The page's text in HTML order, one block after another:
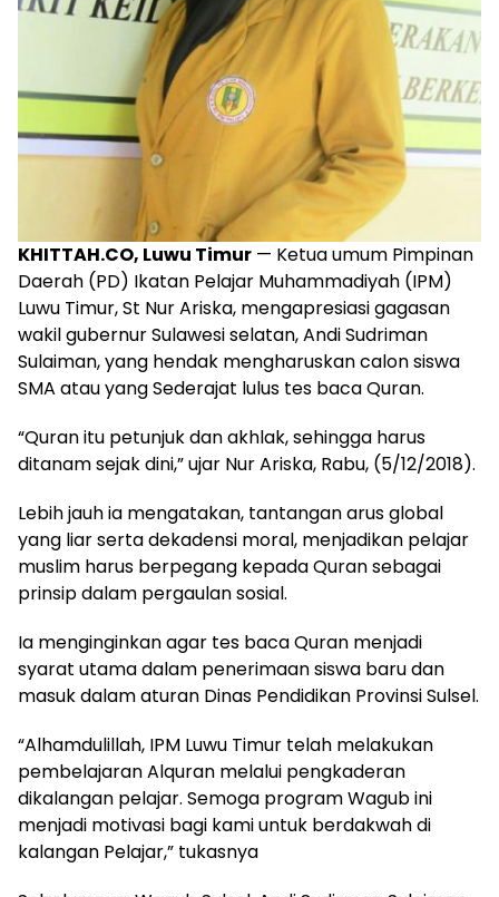
KHITTAH.CO, Luwu Timur — Ketua umum Pimpinan
Daerah (PD) Ikatan Pelajar Muhammadiyah (IPM)
Luwu Timur, St Nur Ariska, mengapresiasi gagasan
wakil gubernur Sulawesi selatan, Andi Sudriman
Sulaiman, yang hendak mengharuskan calon siswa
SMA atau yang Sederajat lulus tes baca Quran.
“Quran itu petunjuk dan akhlak, sehingga harus
ditanam sejak dini,” ujar Nur Ariska, Rabu, (5/12/2018).
Lebih jauh ia mengatakan, tantangan arus global
yang liar serta dekadensi moral, menjadikan pelajar
muslim harus berpegang kepada Quran sebagai
prinsip dalam pergaulan sosial.
Ia menginginkan agar tes baca Quran menjadi
syarat utama dalam penerimaan siswa baru dan
masuk dalam aturan Dinas Pendidikan Provinsi Sulsel.
“Alhamdulillah, IPM Luwu Timur telah melakukan
pembelajaran Alquran melalui pengkaderan
dikalangan pelajar. Semoga program Wagub ini
menjadi motivasi bagi kami untuk berdakwah di
kalangan Pelajar,” tukasnya